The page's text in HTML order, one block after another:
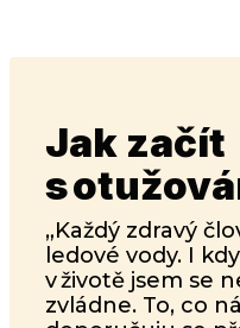
Jak začít
s
„Každý zdravý
ledové vody. I
v životě jsem se
zvládne. To, co